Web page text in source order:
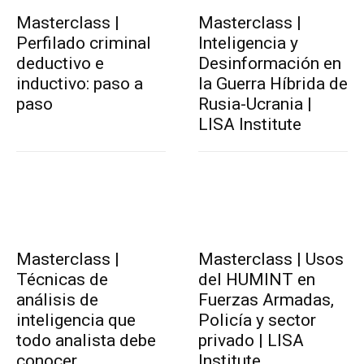
Masterclass |
Perfilado criminal
deductivo e
inductivo: paso a
paso
Masterclass |
Inteligencia y
Desinformación en
la Guerra Híbrida de
Rusia-Ucrania |
LISA Institute
Masterclass |
Técnicas de
análisis de
inteligencia que
todo analista debe
Masterclass | Usos
del HUMINT en
Fuerzas Armadas,
Policía y sector
privado | LISA